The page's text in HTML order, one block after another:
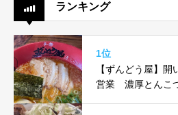
ランキング
1位
【ずんどう屋】
営業 濃厚とんこ